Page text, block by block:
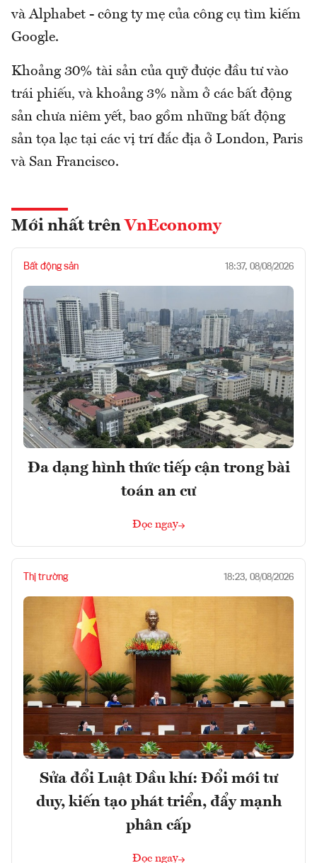
và Alphabet - công ty mẹ của công cụ tìm kiếm
Google.
Khoảng 30% tài sản của quỹ được đầu tư vào
trái phiếu, và khoảng 3% nằm ở các bất động
sản chưa niêm yết, bao gồm những bất động
sản tọa lạc tại các vị trí đắc địa ở London, Paris
và San Francisco.
Mới nhất trên VnEconomy
Bất động sản 18:37, 08/08/2026
Đa dạng hình thức tiếp cận trong bài
toán an cư
Đọc ngay
Thị trường 18:23, 08/08/2026
Sửa đổi Luật Dầu khí: Đổi mới tư
duy, kiến tạo phát triển, đẩy mạnh
phân cấp
Đọc ngay